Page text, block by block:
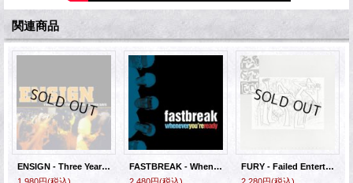
関連商品
ENSIGN - Three Years Two Months Eleven Days [CD]
1,980円(税込)
FASTBREAK - Whenever You're Ready [CD]
2,480円(税込)
FURY - Failed Entertainment [CD]
2,280円(税込)